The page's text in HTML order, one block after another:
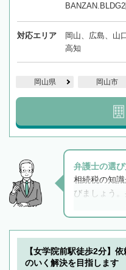
対応エリア
岡山、広島、山
高知
岡山県 岡山市
弁護士の選
相続税の知
びましょう
と他士業と
解決のみな
できます。
でフィーリン
で複数の弁
【女学院前駅徒歩2分】
のいく解決を目指します